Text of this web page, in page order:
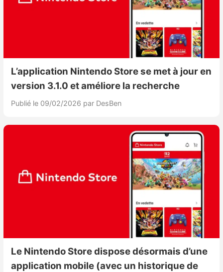
L’application Nintendo Store se met à jour en
version 3.1.0 et améliore la recherche
Publié le 09/02/2026 par DesBen
Le Nintendo Store dispose désormais d’une
application mobile (avec un historique de